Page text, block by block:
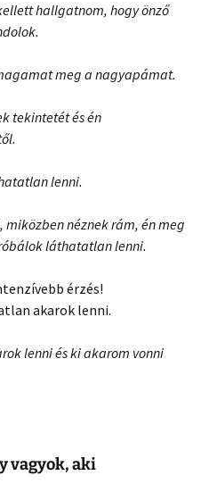
hallgatnom, hogy önző
meg a nagyapámat.
tekintetét és én
lenni.
miközben néznek rám, én meg
láthatatlan lenni.
érzés!
akarok lenni.
lenni és ki akarom vonni
vagyok, aki